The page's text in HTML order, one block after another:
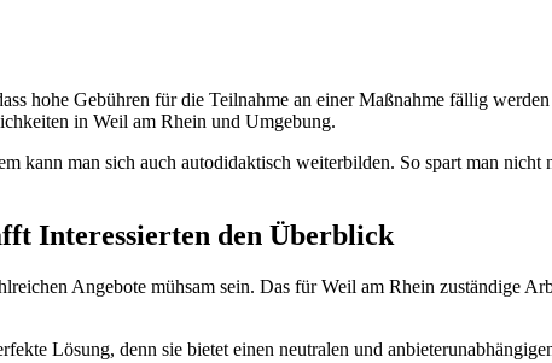
hohe Gebühren für die Teilnahme an einer Maßnahme fällig
in Weil am Rhein und Umgebung.
kann man sich auch autodidaktisch weiterbilden. So spart man nicht
Interessierten den Überblick
Angebote mühsam sein. Das für Weil am Rhein zuständige
Lösung, denn sie bietet einen neutralen und